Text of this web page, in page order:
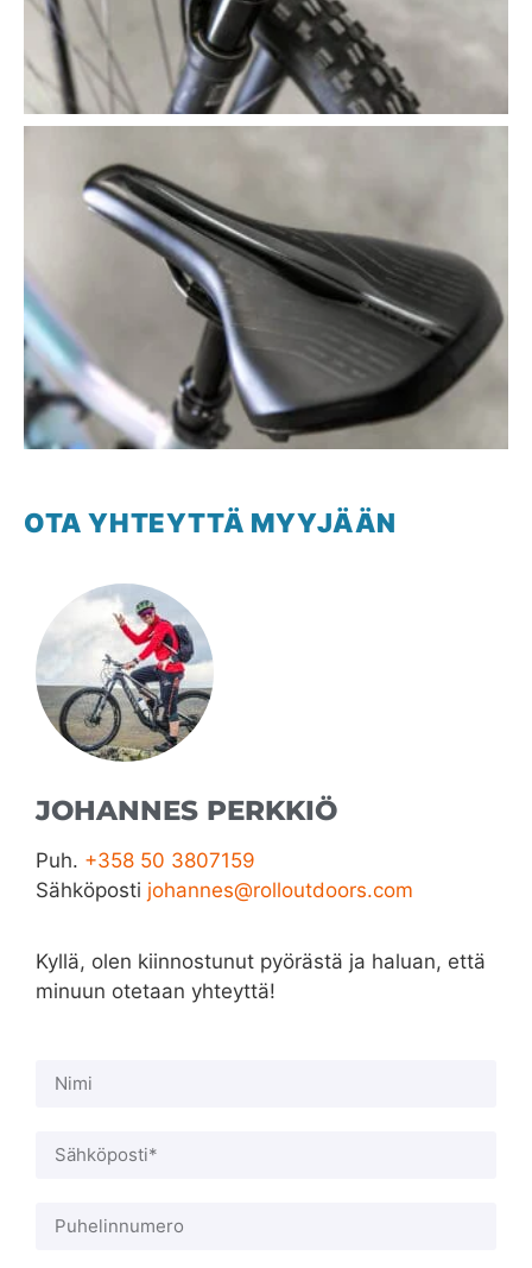
OTA YHTEYTTÄ MYYJÄÄN
JOHANNES PERKKIÖ
Puh. +358 50 3807159
Sähköposti johannes@rolloutdoors.com
Kyllä, olen kiinnostunut pyörästä ja haluan, että
minuun otetaan yhteyttä!